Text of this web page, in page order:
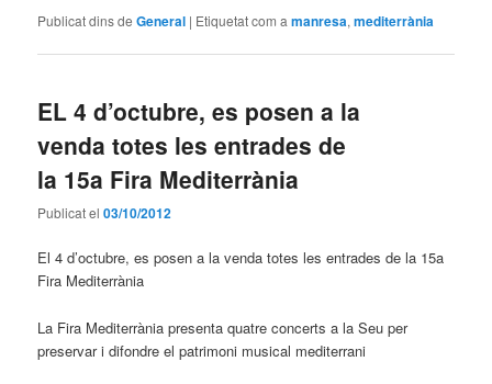
Publicat dins de General | Etiquetat com a manresa,mediterrània
EL 4 d’octubre, es posen a la
venda totes les entrades de
la 15a Fira Mediterrània
Publicat el03/10/2012
El 4 d’octubre, es posen a la venda totes les entrades de la 15a
Fira Mediterrània
La Fira Mediterrània presenta quatre concerts a la Seu per
preservar i difondre el patrimoni musical mediterrani